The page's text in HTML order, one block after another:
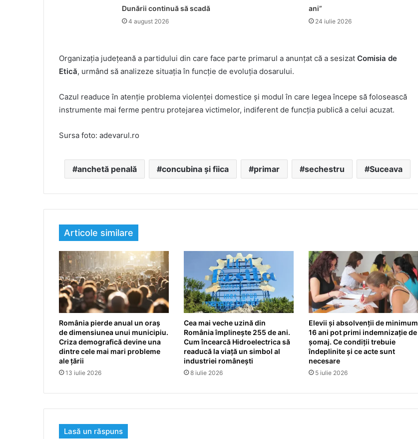
Dunării continuă să scadă
4 august 2026
ani”
24 iulie 2026
Organizația județeană a partidului din care face parte primarul a anunțat că a sesizat Comisia de
Etică, urmând să analizeze situația în funcție de evoluția dosarului.
Cazul readuce în atenție problema violenței domestice și modul în care legea începe să folosească
instrumente mai ferme pentru protejarea victimelor, indiferent de funcția publică a celui acuzat.
Sursa foto: adevarul.ro
anchetă penală concubina și fiica primar sechestru Suceava
Articole similare
România pierde anual un oraș
de dimensiunea unui municipiu.
Criza demografică devine una
dintre cele mai mari probleme
ale țării
13 iulie 2026
Cea mai veche uzină din
România împlinește 255 de ani.
Cum încearcă Hidroelectrica să
readucă la viață un simbol al
industriei românești
8 iulie 2026
Elevii și absolvenții de minimum
16 ani pot primi indemnizație de
șomaj. Ce condiții trebuie
îndeplinite și ce acte sunt
necesare
5 iulie 2026
Lasă un răspuns